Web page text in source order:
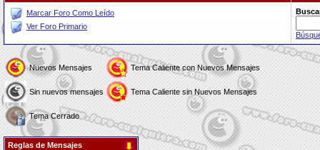
Marcar Foro Como Leído
Ver Foro Primario
Nuevos Mensajes Tema Caliente con Nuevos Mensajes
Sin nuevos mensajes Tema Caliente sin Nuevos Mensajes
Tema Cerrado
Reglas de Mensajes